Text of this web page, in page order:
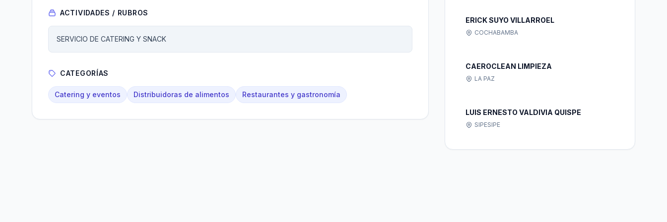
ACTIVIDADES / RUBROS
SERVICIO DE CATERING Y SNACK
CATEGORÍAS
Catering y eventos Distribuidoras de alimentos Restaurantes y gastronomía
ERICK SUYO VILLARROEL
COCHABAMBA
CAEROCLEAN LIMPIEZA
LA PAZ
LUIS ERNESTO VALDIVIA QUISPE
SIPESIPE